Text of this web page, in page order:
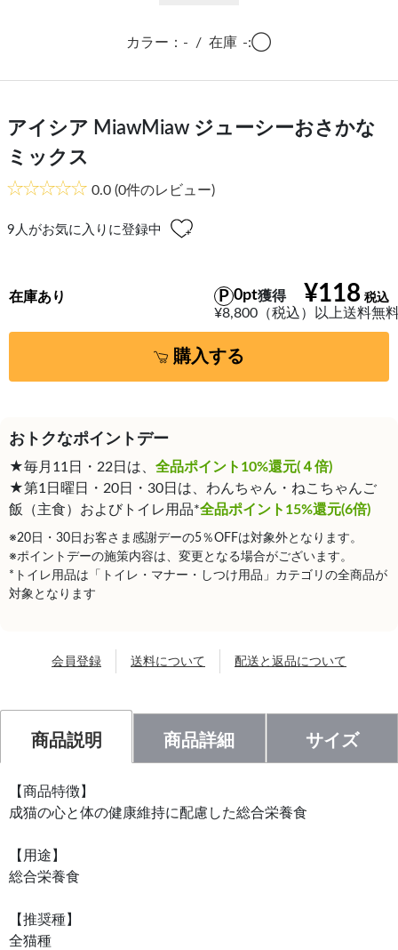
カラー：- / 在庫 -:◯
アイシア MiawMiaw ジューシーおさかな
ミックス
0.0 (0件のレビュー)
9 人がお気に入りに登録中
¥118
0pt獲得
¥8,800（税込）以上送料無
在庫あり
購入する
おトクなポイントデー
★毎月11日・22日は、 全品ポイント10%還元(４倍)
★第1日曜日・20日・30日は、わんちゃん・ねこちゃんご
飯（主食）およびトイレ用品*全品ポイント15%還元(6倍)
※20日・30日お客さま感謝デーの5％OFFは対象外となります。
※ポイントデーの施策内容は、変更となる場合がございます。
*トイレ用品は「トイレ・マナー・しつけ用品」カテゴリの全商品が
対象となります
会員登録 送料について 配送と返品について
商品説明 商品詳細 サイズ
【商品特徴】
成猫の心と体の健康維持に配慮した総合栄養食
【用途】
総合栄養食
【推奨種】
全猫種